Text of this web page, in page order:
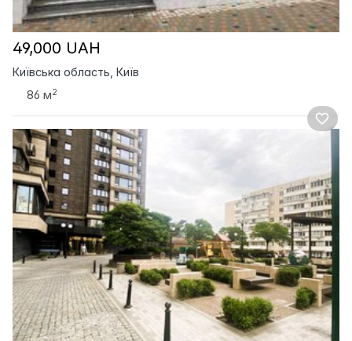
49,000 UAH
Київська область, Київ
86 м2